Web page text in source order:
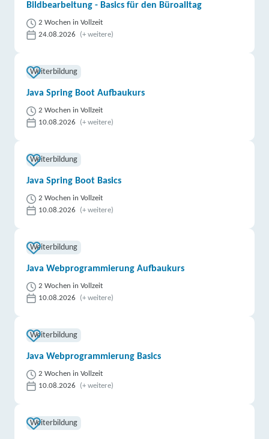
Bildbearbeitung - Basics für den Büroalltag
2 Wochen in Vollzeit
24.08.2026
(+ weitere)
Weiterbildung
Java Spring Boot Aufbaukurs
2 Wochen in Vollzeit
10.08.2026
(+ weitere)
Weiterbildung
Java Spring Boot Basics
2 Wochen in Vollzeit
10.08.2026
(+ weitere)
Weiterbildung
Java Webprogrammierung Aufbaukurs
2 Wochen in Vollzeit
10.08.2026
(+ weitere)
Weiterbildung
Java Webprogrammierung Basics
2 Wochen in Vollzeit
10.08.2026
(+ weitere)
Weiterbildung